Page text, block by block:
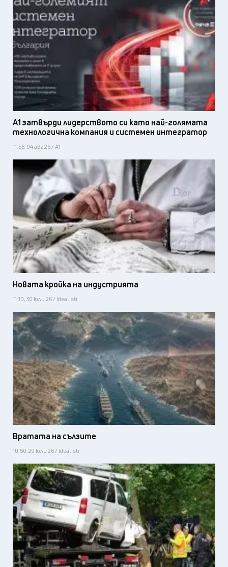
А1 затвърди лидерството си като най-голямата
технологична компания и системен интегратор
11:56, 04 авг 26 / А1
Новата кройка на индустрията
11:10, 30 юли 26 / Idealisti
Вратата на сълзите
10:50, 29 юли 26 / Idealisti